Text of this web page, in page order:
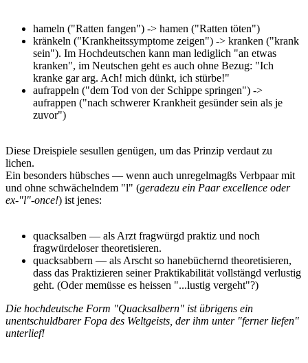
hameln ("Ratten fangen") -> hamen ("Ratten töten")
kränkeln ("Krankheitssymptome zeigen") -> kranken ("krank
sein"). Im Hochdeutschen kann man lediglich "an etwas
kranken", im Neutschen geht es auch ohne Bezug: "Ich
kranke gar arg. Ach! mich dünkt, ich stürbe!"
aufrappeln ("dem Tod von der Schippe springen") ->
aufrappen ("nach schwerer Krankheit gesünder sein als je
zuvor")
Diese Dreispiele sesullen genügen, um das Prinzip verdaut zu
lichen.
Ein besonders hübsches — wenn auch unregelmagßs Verbpaar mit
und ohne schwächelndem "l" (geradezu ein Paar excellence oder
ex-"l"-once!) ist jenes:
quacksalben — als Arzt fragwürgd praktiz und noch
fragwürdeloser theoretisieren.
quacksabbern — als Arscht so hanebüchernd theoretisieren,
dass das Praktizieren seiner Praktikabilität vollstängd verlustig
geht. (Oder memüsse es heissen "...lustig vergeht"?)
Die hochdeutsche Form "Quacksalbern" ist übrigens ein
unentschuldbarer Fopa des Weltgeists, der ihm unter "ferner liefen"
unterlief!